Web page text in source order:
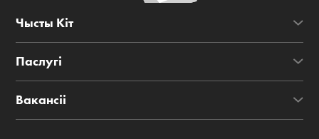
Чысты Кіт
Паслугі
Вакансіі